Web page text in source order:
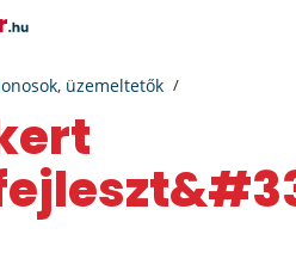
üzemeltetők